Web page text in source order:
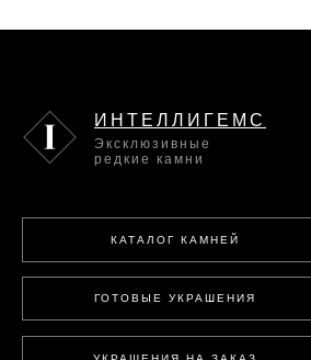
КАТАЛОГ КАМНЕЙ
ГОТОВЫЕ УКРАШЕНИЯ
Эксклюзивные
редкие камни
ИНТЕЛЛИГЕМС